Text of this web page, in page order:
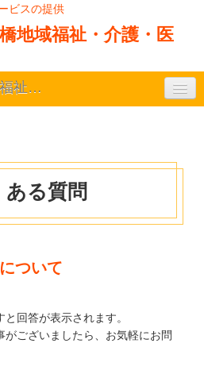
ビスの提供
公益社団法人船橋地域福祉・介護・医療推進機構
あいさつ
役員一覧
機構について
ある質問
ついて
回答が表示されます。
がございましたら、お気軽にお問